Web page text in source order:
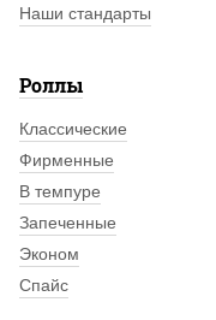
Наши стандарты
Роллы
Классические
Фирменные
В темпуре
Запеченные
Эконом
Спайс